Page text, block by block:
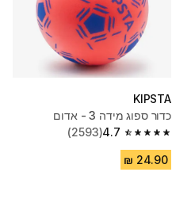
KIPSTA
כדור ספוג מידה 3 - אדום
4.7
4.7 out of 5 stars from 2593 reviews
(2593)